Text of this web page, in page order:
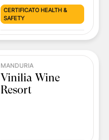
CERTIFICATO HEALTH &
SAFETY
MANDURIA
Vinilia Wine
Resort